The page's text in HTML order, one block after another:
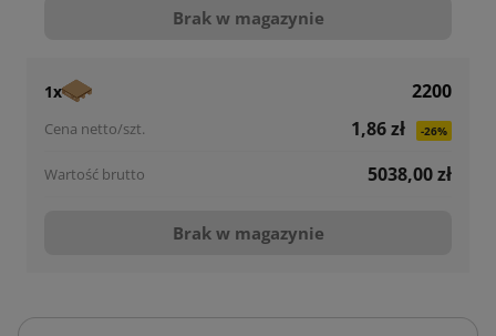
Brak w magazynie
1x
2200
1,86 zł
-26%
5038,00 zł
Brak w magazynie